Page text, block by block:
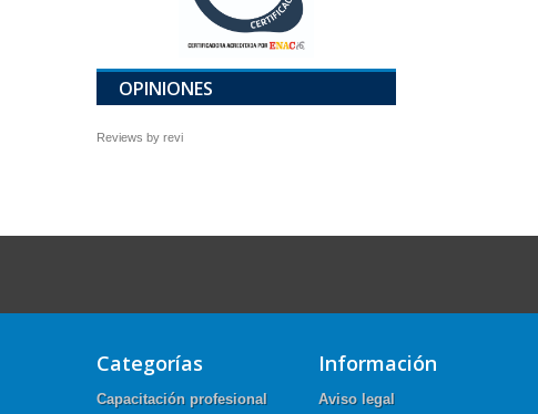
OPINIONES
Reviews by revi
Categorías
Capacitación profesional
Información
Aviso legal